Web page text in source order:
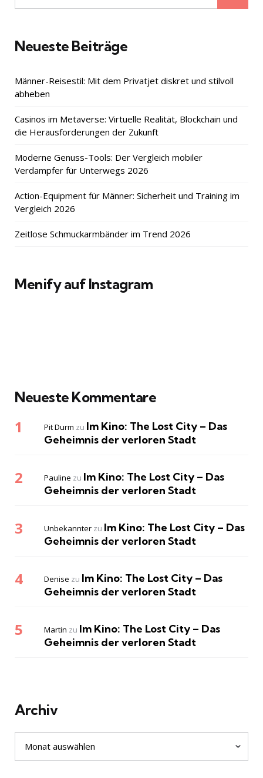
for:
Neueste Beiträge
Männer-Reisestil: Mit dem Privatjet diskret und stilvoll
abheben
Casinos im Metaverse: Virtuelle Realität, Blockchain und
die Herausforderungen der Zukunft
Moderne Genuss-Tools: Der Vergleich mobiler
Verdampfer für Unterwegs 2026
Action-Equipment für Männer: Sicherheit und Training im
Vergleich 2026
Zeitlose Schmuckarmbänder im Trend 2026
Menify auf Instagram
Neueste Kommentare
Pit Durm zu Im Kino: The Lost City – Das
Geheimnis der verloren Stadt
Pauline zu Im Kino: The Lost City – Das
Geheimnis der verloren Stadt
Unbekannter zu Im Kino: The Lost City – Das
Geheimnis der verloren Stadt
Denise zu Im Kino: The Lost City – Das
Geheimnis der verloren Stadt
Martin zu Im Kino: The Lost City – Das
Geheimnis der verloren Stadt
Archiv